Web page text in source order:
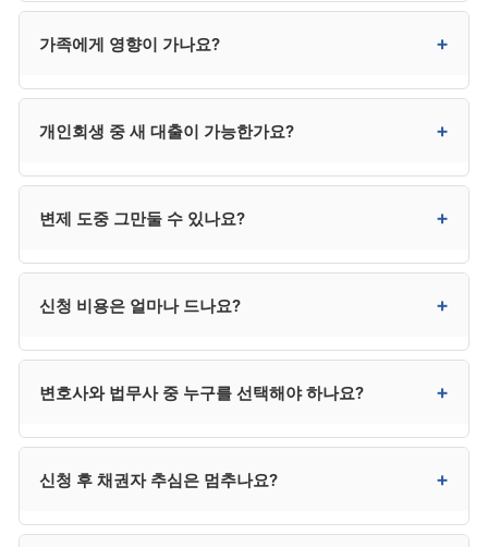
압류가 진행 중이었다면 회사가 이미 인지하고 있을 수
통해 인지될 수 있습니다.
가족에게 영향이 가나요? +
자녀의 채무에는 영향이 없습니다. 다만 가족이 본인
남습니다.
개인회생 중 새 대출이 가능한가요? +
필요합니다. 무허가 신규 채무는 변제계획 위반이 되어
변제 도중 그만둘 수 있나요? +
회수되지 않으며, 채권자 추심이 재개됩니다. 사정
검토하시는 것이 안전합니다.
신청 비용은 얼마나 드나요? +
원으로 총 320만~430만 원 수준입니다. 법무사는 다소
분납이 가능한 사무소가 대부분입니다.
변호사와 법무사 중 누구를 선택해야 하나요? +
채권자 이의가 예상되거나 복잡한 사건은 변호사가
제한이 있어 분쟁 발생 시 변호사를 추가 선임해야 할 수
신청 후 채권자 추심은 멈추나요? +